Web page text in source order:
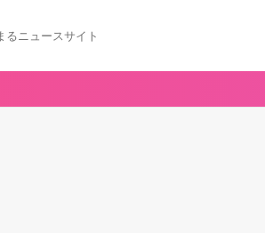
るニュースサイト